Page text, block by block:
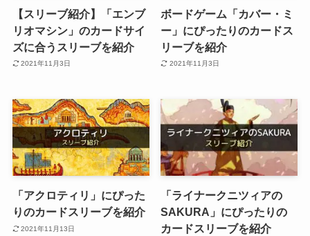
【スリーブ紹介】「エンブ
リオマシン」のカードサイ
ズに合うスリーブを紹介
2021年11月3日
ボードゲーム「カバー・ミ
ー」にぴったりのカードス
リーブを紹介
2021年11月3日
「アクロティリ」にぴった
りのカードスリーブを紹介
2021年11月13日
「ライナークニツィアの
SAKURA」にぴったりの
カードスリーブを紹介